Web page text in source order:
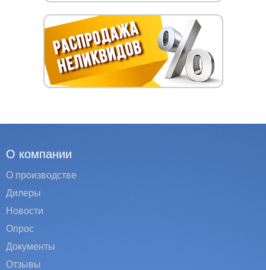
О компании
О производстве
Дилеры
Новости
Опрос
Документы
Отзывы